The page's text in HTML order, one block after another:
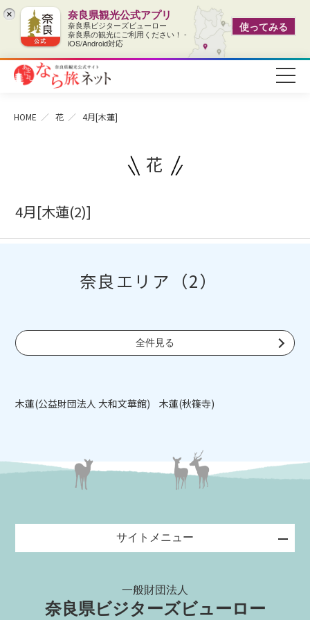
× 奈良県観光公式アプリ
奈良県ビジターズビューロー
奈良県の観光にご利用ください！ -
iOS/Android対応
使ってみる
HOME 花 4月[木蓮]
花
4月[木蓮(2)]
奈良エリア（2）
全件見る
木蓮(公益財団法人 大和文華館) 木蓮(秋篠寺)
サイトメニュー
一般財団法人
奈良県ビジターズビューロー